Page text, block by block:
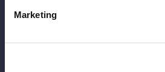
Marketing
Få adgang til alt